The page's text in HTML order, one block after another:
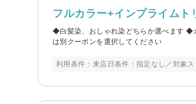
フルカラー+インプライムト
◆白髪染、おしゃれ染どちらか選べます
は別クーポンを選択してください
利用条件：来店日条件：指定なし／対象